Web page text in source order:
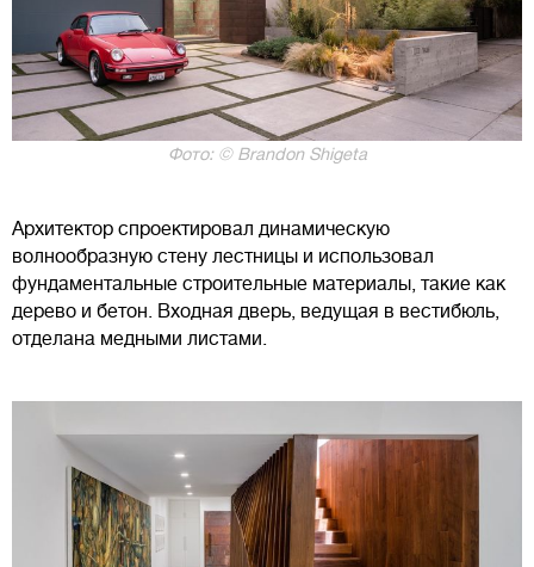
Фото: © Brandon Shigeta
Архитектор спроектировал динамическую
волнообразную стену лестницы и использовал
фундаментальные строительные материалы, такие как
дерево и бетон. Входная дверь, ведущая в вестибюль,
отделана медными листами.